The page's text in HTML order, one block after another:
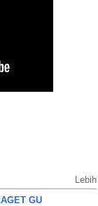
Lebih
GU